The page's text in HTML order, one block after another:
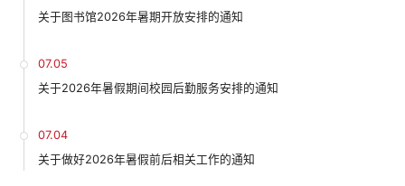
关于图书馆2026年暑期开放安排的通知
07.05
关于2026年暑假期间校园后勤服务安排的通知
07.04
关于做好2026年暑假前后相关工作的通知